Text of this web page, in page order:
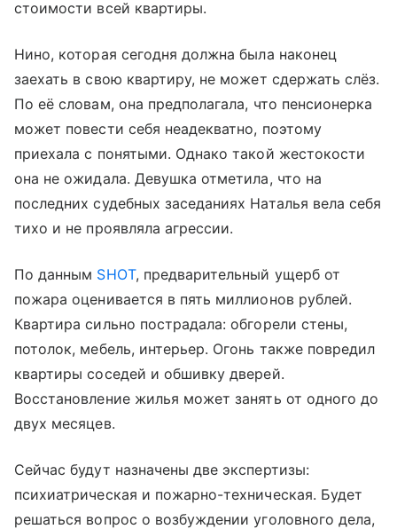
стоимости всей квартиры.
Нино, которая сегодня должна была наконец
заехать в свою квартиру, не может сдержать слёз.
По её словам, она предполагала, что пенсионерка
может повести себя неадекватно, поэтому
приехала с понятыми. Однако такой жестокости
она не ожидала. Девушка отметила, что на
последних судебных заседаниях Наталья вела себя
тихо и не проявляла агрессии.
По данным SHOT, предварительный ущерб от
пожара оценивается в пять миллионов рублей.
Квартира сильно пострадала: обгорели стены,
потолок, мебель, интерьер. Огонь также повредил
квартиры соседей и обшивку дверей.
Восстановление жилья может занять от одного до
двух месяцев.
Сейчас будут назначены две экспертизы:
психиатрическая и пожарно-техническая. Будет
решаться вопрос о возбуждении уголовного дела,